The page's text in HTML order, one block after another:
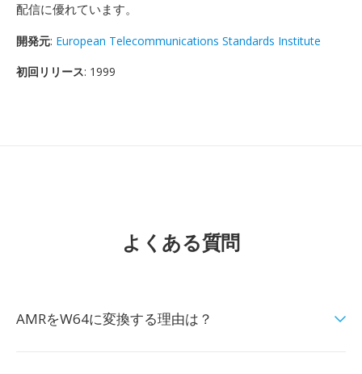
配信に優れています。
開発元: European Telecommunications Standards Institute
初回リリース: 1999
よくある質問
AMRをW64に変換する理由は？